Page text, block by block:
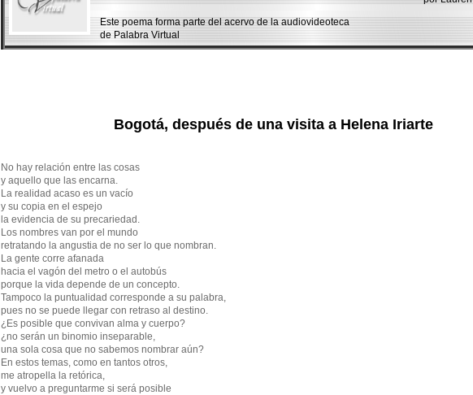
Este poema forma parte del acervo de la audiovideoteca
de Palabra Virtual
Bogotá, después de una visita a Helena Iriarte
No hay relación entre las cosas
y aquello que las encarna.
La realidad acaso es un vacío
y su copia en el espejo
la evidencia de su precariedad.
Los nombres van por el mundo
retratando la angustia de no ser lo que nombran.
La gente corre afanada
hacia el vagón del metro o el autobús
porque la vida depende de un concepto.
Tampoco la puntualidad corresponde a su palabra,
pues no se puede llegar con retraso al destino.
¿Es posible que convivan alma y cuerpo?
¿no serán un binomio inseparable,
una sola cosa que no sabemos nombrar aún?
En estos temas, como en tantos otros,
me atropella la retórica,
y vuelvo a preguntarme si será posible